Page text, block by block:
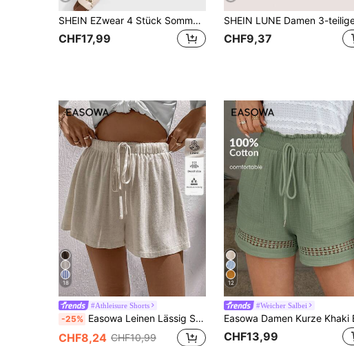
SHEIN EZwear 4 Stück Sommer Outfits Ripp gestrickte einfarbige Lässig Shorts
CHF17,99 CHF9,37
18
#Athleisure Shorts
-25% Easowa Leinen Lässig Shorts für Damen, geeignet für Frühling & Sommer
CHF8,24 CHF10,99
12
#Weicher Salbei
CHF13,99